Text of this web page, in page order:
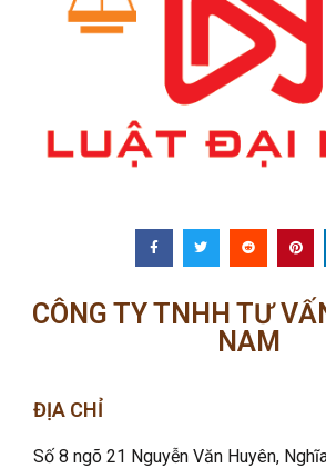
CÔNG TY TNHH TƯ
NAM
ĐỊA CHỈ
Số 8 ngõ 21 Nguyễn Văn Huyên,